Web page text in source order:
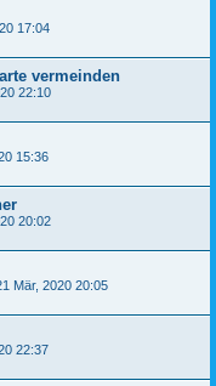
17:04
vermeinden
22:10
15:36
20:02
Mär, 2020 20:05
22:37